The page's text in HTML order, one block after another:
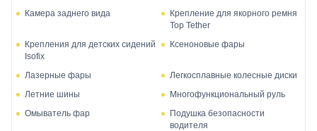
Камера заднего вида
Крепление для якорного ремня
Top Tether
Крепления для детских сидений
Isofix
Ксеноновые фары
Лазерные фары
Легкосплавные колесные диски
Летние шины
Многофункциональный руль
Омыватель фар
Подушка безопасности
водителя